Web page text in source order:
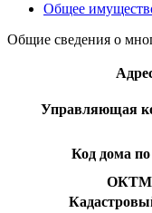
Общее
Общие сведения о
Управляющая
Код дома